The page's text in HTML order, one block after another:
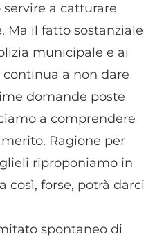
servire a catturare
Ma il fatto sostanziale
municipale e ai
a non dare
domande poste
a comprendere
Ragione per
riproponiamo in
così, forse, potrà darci
spontaneo di